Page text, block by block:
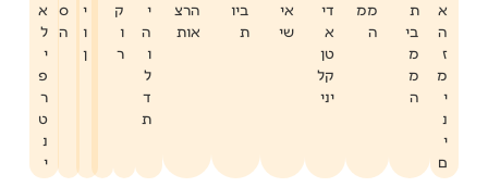
א
ה
ז
מ
י
נ
י
ם
ת
בי
מ
מ
ה
ממ
ה
די
א
טן
קל
יני
אי
שי
ביו
ת
הרצ
אות
י
ה
ו
ל
ד
ת
ק
ו
ר
י
ו
ן
ס
ה
א
ל
י
פ
ר
ט
נ
י